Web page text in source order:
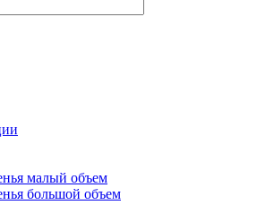
малый объем
большой объем